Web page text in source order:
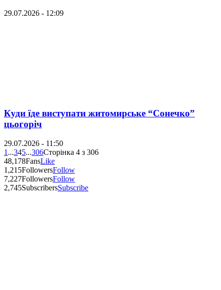
29.07.2026 - 12:09
Куди їде виступати житомирське “Сонечко”
цьогоріч
29.07.2026 - 11:50
1 ...345...306Сторінка 4 з 306
48,178FansLike
1,215FollowersFollow
7,227FollowersFollow
2,745SubscribersSubscribe